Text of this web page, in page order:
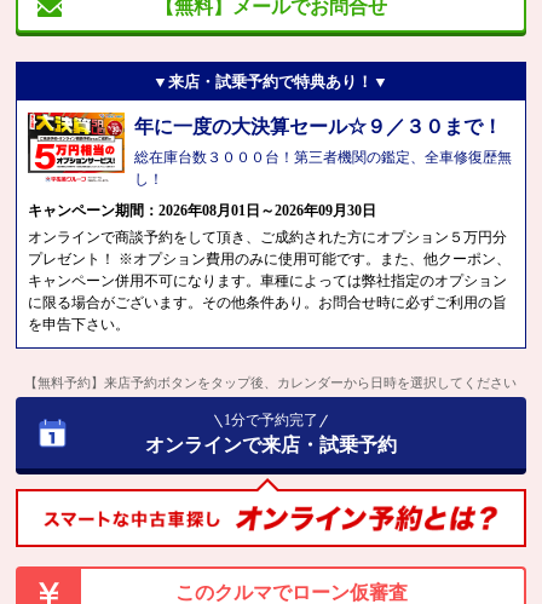
【無料】メールでお問合せ
▼来店・試乗予約で特典あり！▼
年に一度の大決算セール☆９／３０まで！
総在庫台数３０００台！第三者機関の鑑定、全車修復歴無
し！
キャンペーン期間：2026年08月01日～2026年09月30日
オンラインで商談予約をして頂き、ご成約された方にオプション５万円分
プレゼント！ ※オプション費用のみに使用可能です。また、他クーポン、
キャンペーン併用不可になります。車種によっては弊社指定のオプション
に限る場合がございます。その他条件あり。お問合せ時に必ずご利用の旨
を申告下さい。
【無料予約】来店予約ボタンをタップ後、カレンダーから日時を選択してください
1分で予約完了
オンラインで来店・試乗予約
このクルマでローン仮審査